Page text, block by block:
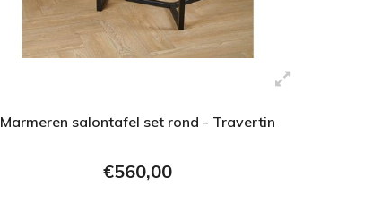
Marmeren salontafel set rond - Travertin
€560,00